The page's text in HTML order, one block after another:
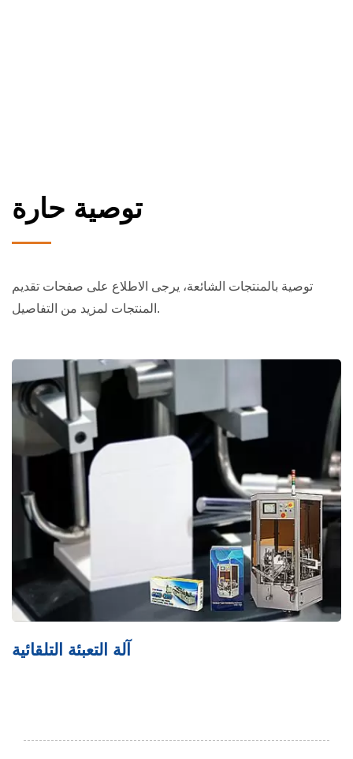
توصية حارة
توصية بالمنتجات الشائعة، يرجى الاطلاع على صفحات تقديم
المنتجات لمزيد من التفاصيل.